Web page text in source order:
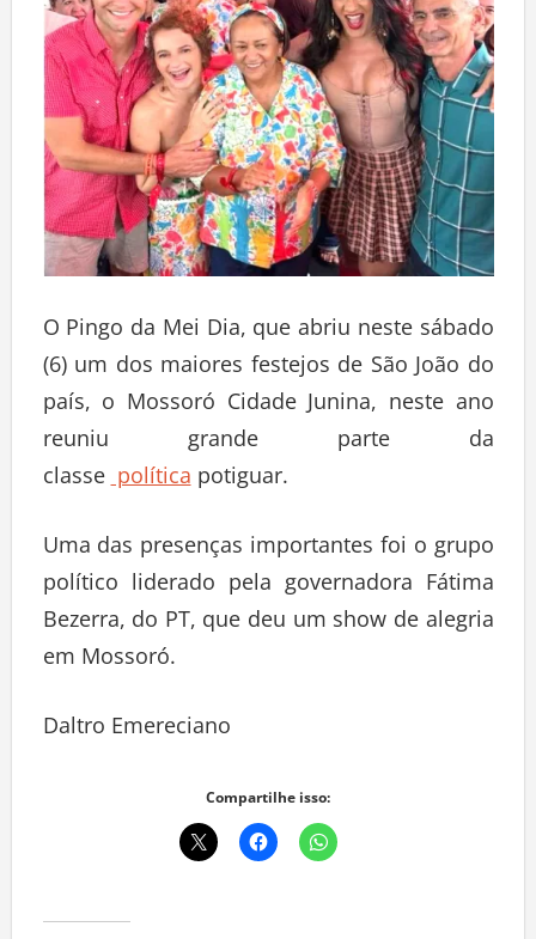
O Pingo da Mei Dia, que abriu neste sábado
(6) um dos maiores festejos de São João do
país, o Mossoró Cidade Junina, neste ano
reuniu grande parte da
classepolíticapotiguar.
Uma das presenças importantes foi o grupo
político liderado pela governadora Fátima
Bezerra, do PT, que deu um show de alegria
em Mossoró.
Daltro Emereciano
Compartilhe isso: